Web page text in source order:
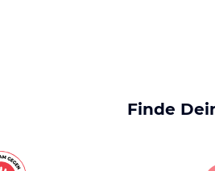
Finde